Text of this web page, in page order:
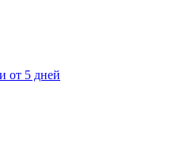
от 5 дней